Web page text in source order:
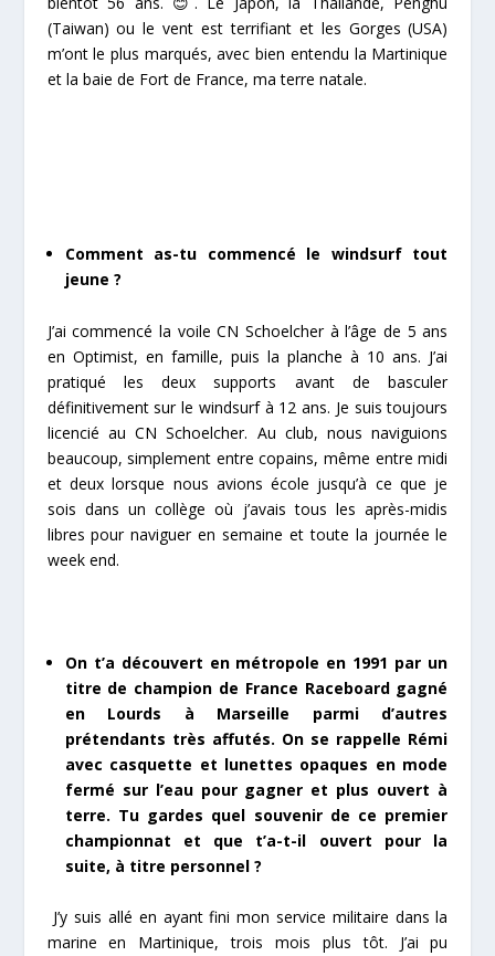
(Taiwan) ou le vent est terrifiant et les Gorges (USA)
m’ont le plus marqués, avec bien entendu la Martinique
et la baie de Fort de France, ma terre natale.
Comment as-tu commencé le windsurf tout
jeune ?
J’ai commencé la voile CN Schoelcher à l’âge de 5 ans
en Optimist, en famille, puis la planche à 10 ans. J’ai
pratiqué les deux supports avant de basculer
définitivement sur le windsurf à 12 ans. Je suis toujours
licencié au CN Schoelcher. Au club, nous naviguions
beaucoup, simplement entre copains, même entre midi
et deux lorsque nous avions école jusqu’à ce que je
sois dans un collège où j’avais tous les après-midis
libres pour naviguer en semaine et toute la journée le
week end.
On t’a découvert en métropole en 1991 par un
titre de champion de France Raceboard gagné
en Lourds à Marseille parmi d’autres
prétendants très affutés. On se rappelle Rémi
avec casquette et lunettes opaques en mode
fermé sur l’eau pour gagner et plus ouvert à
terre. Tu gardes quel souvenir de ce premier
championnat et que t’a-t-il ouvert pour la
suite, à titre personnel ?
J’y suis allé en ayant fini mon service militaire dans la
marine en Martinique, trois mois plus tôt. J’ai pu